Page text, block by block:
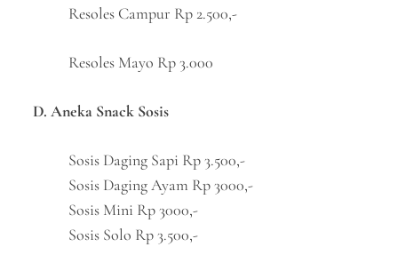
Resoles Campur Rp 2.500,-
Resoles Mayo Rp 3.000
D. Aneka Snack Sosis
Sosis Daging Sapi Rp 3.500,-
Sosis Daging Ayam Rp 3000,-
Sosis Mini Rp 3000,-
Sosis Solo Rp 3.500,-